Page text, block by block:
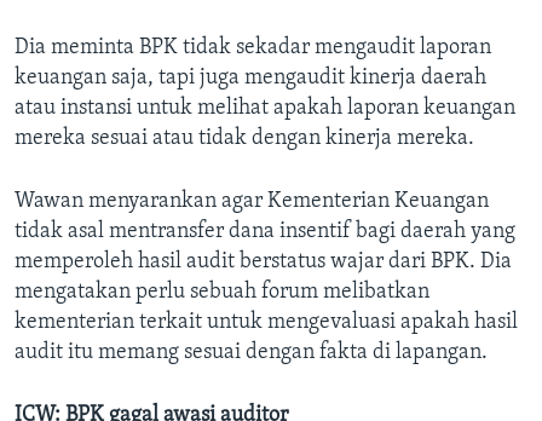
Dia meminta BPK tidak sekadar mengaudit laporan
keuangan saja, tapi juga mengaudit kinerja daerah
atau instansi untuk melihat apakah laporan keuangan
mereka sesuai atau tidak dengan kinerja mereka.
Wawan menyarankan agar Kementerian Keuangan
tidak asal mentransfer dana insentif bagi daerah yang
memperoleh hasil audit berstatus wajar dari BPK. Dia
mengatakan perlu sebuah forum melibatkan
kementerian terkait untuk mengevaluasi apakah hasil
audit itu memang sesuai dengan fakta di lapangan.
ICW: BPK gagal awasi auditor